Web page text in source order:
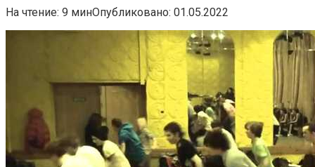
На чтение: 9 минОпубликовано: 01.05.2022